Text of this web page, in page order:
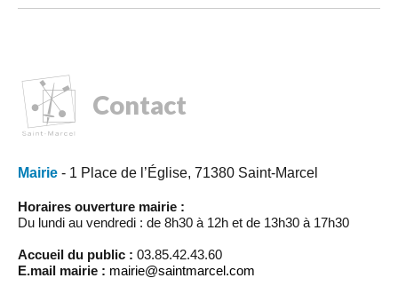
Contact
Mairie - 1 Place de l’Église, 71380 Saint-Marcel
Horaires ouverture mairie :
Du lundi au vendredi : de 8h30 à 12h et de 13h30 à 17h30
Accueil du public : 03.85.42.43.60
E.mail mairie : mairie@saintmarcel.com